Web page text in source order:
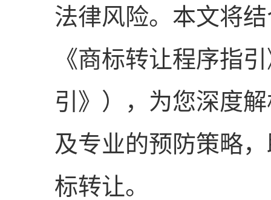
法律风险。本文将
《商标转让程序指
引》），为您深度
及专业的预防策略
标转让。